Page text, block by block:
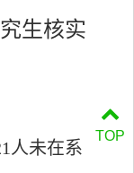
生核实
人未在系
TOP